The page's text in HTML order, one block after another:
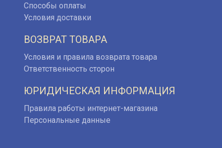
Способы оплаты
Условия доставки
ВОЗВРАТ ТОВАРА
Условия и правила возврата товара
Ответственность сторон
ЮРИДИЧЕСКАЯ ИНФОРМАЦИЯ
Правила работы интернет-магазина
Персональные данные